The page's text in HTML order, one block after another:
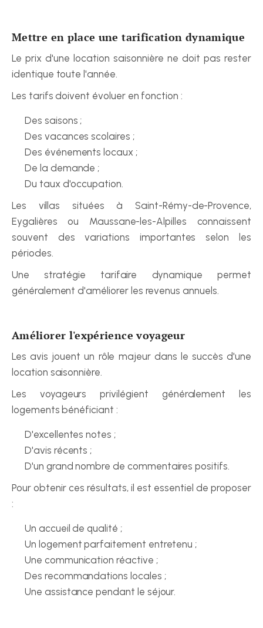
Mettre en place une tarification dynamique
Le prix d'une location saisonnière ne doit pas rester
identique toute l'année.
Les tarifs doivent évoluer en fonction :
Des saisons ;
Des vacances scolaires ;
Des événements locaux ;
De la demande ;
Du taux d'occupation.
Les villas situées à Saint-Rémy-de-Provence,
Eygalières ou Maussane-les-Alpilles connaissent
souvent des variations importantes selon les
périodes.
Une stratégie tarifaire dynamique permet
généralement d'améliorer les revenus annuels.
Améliorer l'expérience voyageur
Les avis jouent un rôle majeur dans le succès d'une
location saisonnière.
Les voyageurs privilégient généralement les
logements bénéficiant :
D'excellentes notes ;
D'avis récents ;
D'un grand nombre de commentaires positifs.
Pour obtenir ces résultats, il est essentiel de proposer
:
Un accueil de qualité ;
Un logement parfaitement entretenu ;
Une communication réactive ;
Des recommandations locales ;
Une assistance pendant le séjour.